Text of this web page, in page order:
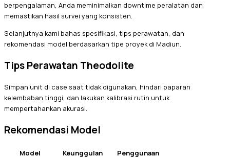
berpengalaman, Anda meminimalkan downtime peralatan dan
memastikan hasil survei yang konsisten.
Selanjutnya kami bahas spesifikasi, tips perawatan, dan
rekomendasi model berdasarkan tipe proyek di Madiun.
Tips Perawatan Theodolite
Simpan unit di case saat tidak digunakan, hindari paparan
kelembaban tinggi, dan lakukan kalibrasi rutin untuk
mempertahankan akurasi.
Rekomendasi Model
Model Keunggulan
Penggunaan